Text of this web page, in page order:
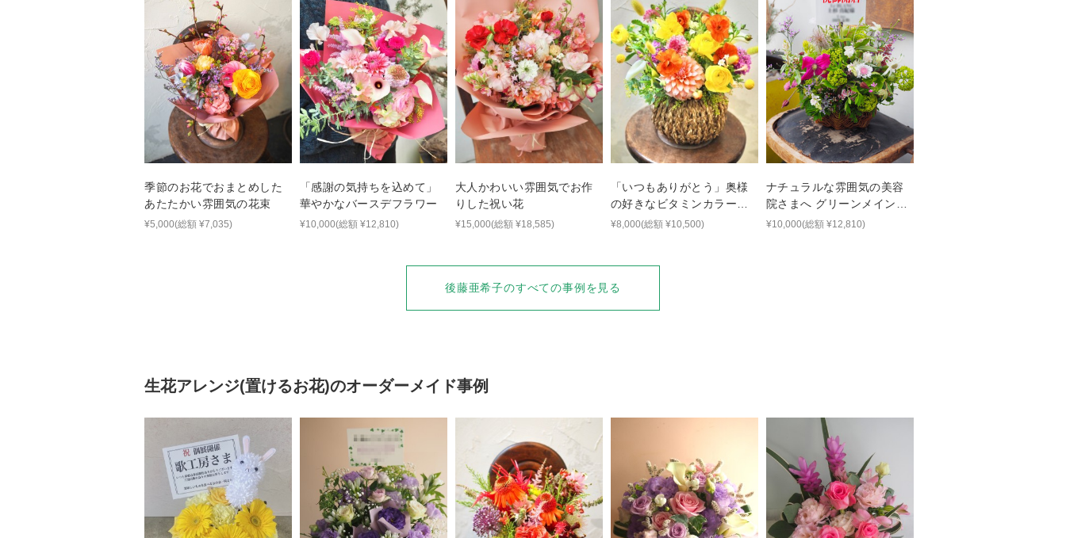
季節のお花でおまとめした
あたたかい雰囲気の花束
¥5,000(総額 ¥7,035)
「感謝の気持ちを込めて」
華やかなバースデフラワー
¥10,000(総額 ¥12,810)
大人かわいい雰囲気でお作
りした祝い花
¥15,000(総額 ¥18,585)
「いつもありがとう」奥様
の好きなビタミンカラーを
取り入れてお作りした結婚
¥8,000(総額 ¥10,500)
ナチュラルな雰囲気の美容
院さまへ グリーンメインの
開店祝い花
¥10,000(総額 ¥12,810)
後藤亜希子のすべての事例を見る
生花アレンジ(置けるお花)のオーダーメイド事例